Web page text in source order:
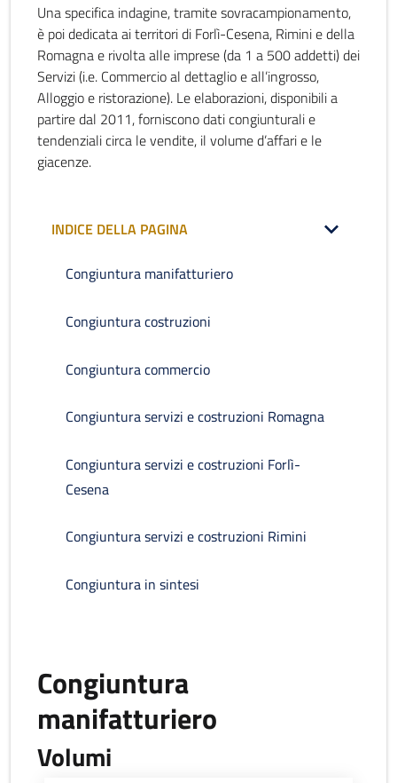
Una specifica indagine, tramite sovracampionamento,
è poi dedicata ai territori di Forlì-Cesena, Rimini e della
Romagna e rivolta alle imprese (da 1 a 500 addetti) dei
Servizi (i.e. Commercio al dettaglio e all’ingrosso,
Alloggio e ristorazione). Le elaborazioni, disponibili a
partire dal 2011, forniscono dati congiunturali e
tendenziali circa le vendite, il volume d’affari e le
giacenze.
INDICE DELLA PAGINA
Congiuntura manifatturiero
Congiuntura costruzioni
Congiuntura commercio
Congiuntura servizi e costruzioni Romagna
Congiuntura servizi e costruzioni Forlì-
Cesena
Congiuntura servizi e costruzioni Rimini
Congiuntura in sintesi
Congiuntura
manifatturiero
Volumi